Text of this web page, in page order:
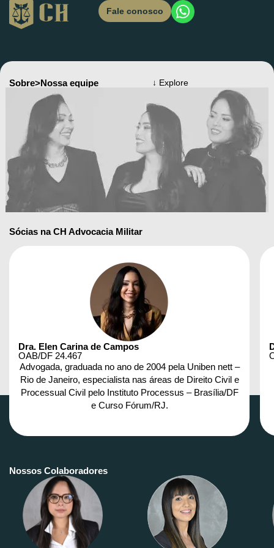
Fale conosco
Sobre>Nossa equipe ↓ Explore
Sócias na CH Advocacia Militar
Dra. Elen Carina de Campos
OAB/DF 24.467
Advogada, graduada no ano de 2004 pela Uniben nett –
Rio de Janeiro, especialista nas áreas de Direito Civil e
Processual Civil pelo Instituto Processus – Brasília/DF
e Curso Fórum/RJ.
Nossos Colaboradores